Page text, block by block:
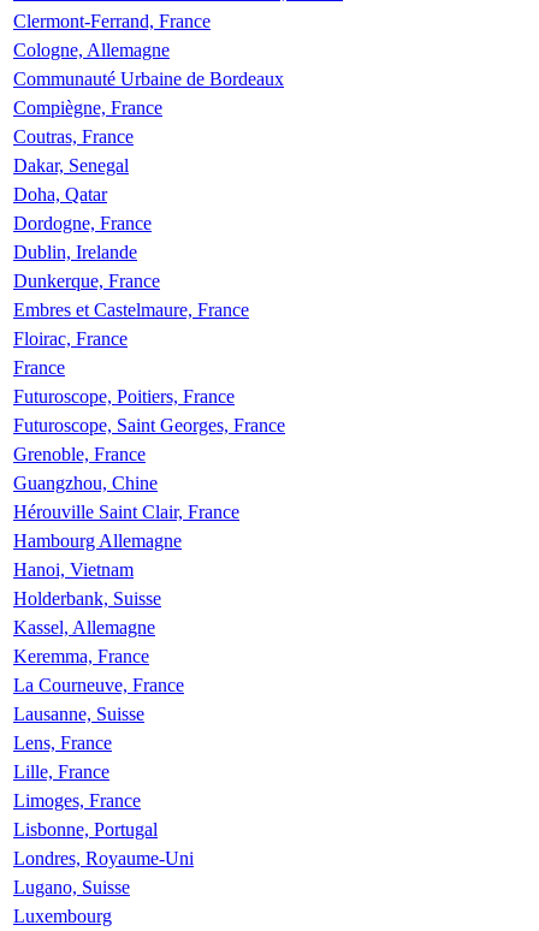
Clermont-Ferrand, France
Cologne, Allemagne
Communauté Urbaine de Bordeaux
Compiègne, France
Coutras, France
Dakar, Senegal
Doha, Qatar
Dordogne, France
Dublin, Irelande
Dunkerque, France
Embres et Castelmaure, France
Floirac, France
France
Futuroscope, Poitiers, France
Futuroscope, Saint Georges, France
Grenoble, France
Guangzhou, Chine
Hérouville Saint Clair, France
Hambourg Allemagne
Hanoi, Vietnam
Holderbank, Suisse
Kassel, Allemagne
Keremma, France
La Courneuve, France
Lausanne, Suisse
Lens, France
Lille, France
Limoges, France
Lisbonne, Portugal
Londres, Royaume-Uni
Lugano, Suisse
Luxembourg